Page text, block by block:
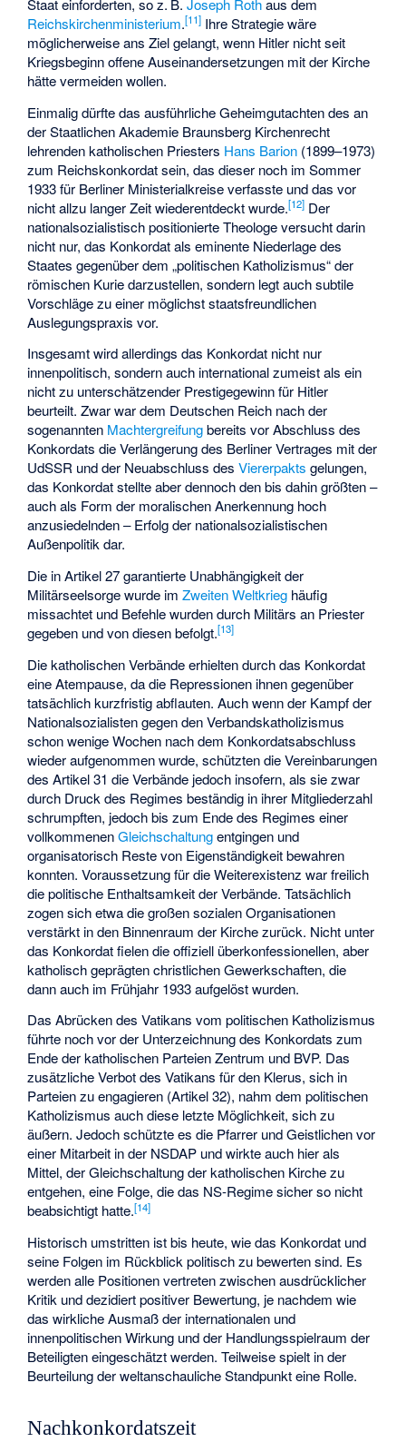
Staat einforderten, so z. B.Joseph Rothaus dem
Reichskirchenministerium.[11] Ihre Strategie wäre
möglicherweise ans Ziel gelangt, wenn Hitler nicht seit
Kriegsbeginn offene Auseinandersetzungen mit der Kirche
hätte vermeiden wollen.
Einmalig dürfte das ausführliche Geheimgutachten des an
der Staatlichen Akademie Braunsberg Kirchenrecht
lehrenden katholischen Priesters Hans Barion (1899–1973)
zum Reichskonkordat sein, das dieser noch im Sommer
1933 für Berliner Ministerialkreise verfasste und das vor
nicht allzu langer Zeit wiederentdeckt wurde.[12] Der
nationalsozialistisch positionierte Theologe versucht darin
nicht nur, das Konkordat als eminente Niederlage des
Staates gegenüber dem „politischen Katholizismus“ der
römischen Kurie darzustellen, sondern legt auch subtile
Vorschläge zu einer möglichst staatsfreundlichen
Auslegungspraxis vor.
Insgesamt wird allerdings das Konkordat nicht nur
innenpolitisch, sondern auch international zumeist als ein
nicht zu unterschätzender Prestigegewinn für Hitler
beurteilt. Zwar war dem Deutschen Reich nach der
sogenannten Machtergreifungbereits vor Abschluss des
Konkordats die Verlängerung des Berliner Vertrages mit der
UdSSR und der Neuabschluss desViererpakts gelungen,
das Konkordat stellte aber dennoch den bis dahin größten –
auch als Form der moralischen Anerkennung hoch
anzusiedelnden – Erfolg der nationalsozialistischen
Außenpolitik dar.
Die in Artikel 27 garantierte Unabhängigkeit der
Militärseelsorge wurde imZweiten Weltkrieg häufig
missachtet und Befehle wurden durch Militärs an Priester
gegeben und von diesen befolgt.[13]
Die katholischen Verbände erhielten durch das Konkordat
eine Atempause, da die Repressionen ihnen gegenüber
tatsächlich kurzfristig abflauten. Auch wenn der Kampf der
Nationalsozialisten gegen den Verbandskatholizismus
schon wenige Wochen nach dem Konkordatsabschluss
wieder aufgenommen wurde, schützten die Vereinbarungen
des Artikel 31 die Verbände jedoch insofern, als sie zwar
durch Druck des Regimes beständig in ihrer Mitgliederzahl
schrumpften, jedoch bis zum Ende des Regimes einer
vollkommenenGleichschaltungentgingen und
organisatorisch Reste von Eigenständigkeit bewahren
konnten. Voraussetzung für die Weiterexistenz war freilich
die politische Enthaltsamkeit der Verbände. Tatsächlich
zogen sich etwa die großen sozialen Organisationen
verstärkt in den Binnenraum der Kirche zurück. Nicht unter
das Konkordat fielen die offiziell überkonfessionellen, aber
katholisch geprägten christlichen Gewerkschaften, die
dann auch im Frühjahr 1933 aufgelöst wurden.
Das Abrücken des Vatikans vom politischen Katholizismus
führte noch vor der Unterzeichnung des Konkordats zum
Ende der katholischen Parteien Zentrum und BVP. Das
zusätzliche Verbot des Vatikans für den Klerus, sich in
Parteien zu engagieren (Artikel 32), nahm dem politischen
Katholizismus auch diese letzte Möglichkeit, sich zu
äußern. Jedoch schützte es die Pfarrer und Geistlichen vor
einer Mitarbeit in der NSDAP und wirkte auch hier als
Mittel, der Gleichschaltung der katholischen Kirche zu
entgehen, eine Folge, die das NS-Regime sicher so nicht
beabsichtigt hatte.[14]
Historisch umstritten ist bis heute, wie das Konkordat und
seine Folgen im Rückblick politisch zu bewerten sind. Es
werden alle Positionen vertreten zwischen ausdrücklicher
Kritik und dezidiert positiver Bewertung, je nachdem wie
das wirkliche Ausmaß der internationalen und
innenpolitischen Wirkung und der Handlungsspielraum der
Beteiligten eingeschätzt werden. Teilweise spielt in der
Beurteilung der weltanschauliche Standpunkt eine Rolle.
Nachkonkordatszeit